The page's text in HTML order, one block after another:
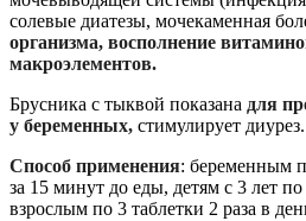
солевые диатезы, мочекаменная
организма, восполнение
макроэлементов.
Брусника с тыквой показана для
у беременных, стимулирует диурез.
Способ применения: беременным
за 15 минут до еды, детям с 3 лет по
взрослым по 3 таблетки 2 раза в